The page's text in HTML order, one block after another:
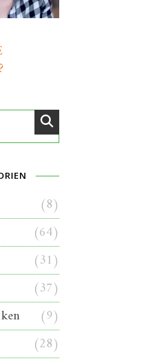
(8)
(64)
(31)
(37)
(9)
(28)